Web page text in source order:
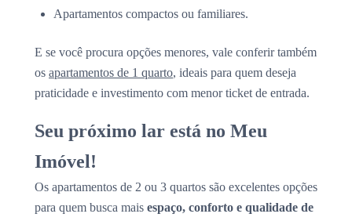
Apartamentos compactos ou familiares.
E se você procura opções menores, vale conferir também
os apartamentos de 1 quarto, ideais para quem deseja
praticidade e investimento com menor ticket de entrada.
Seu próximo lar está no Meu
Imóvel!
Os apartamentos de 2 ou 3 quartos são excelentes opções
para quem busca mais espaço, conforto e qualidade de